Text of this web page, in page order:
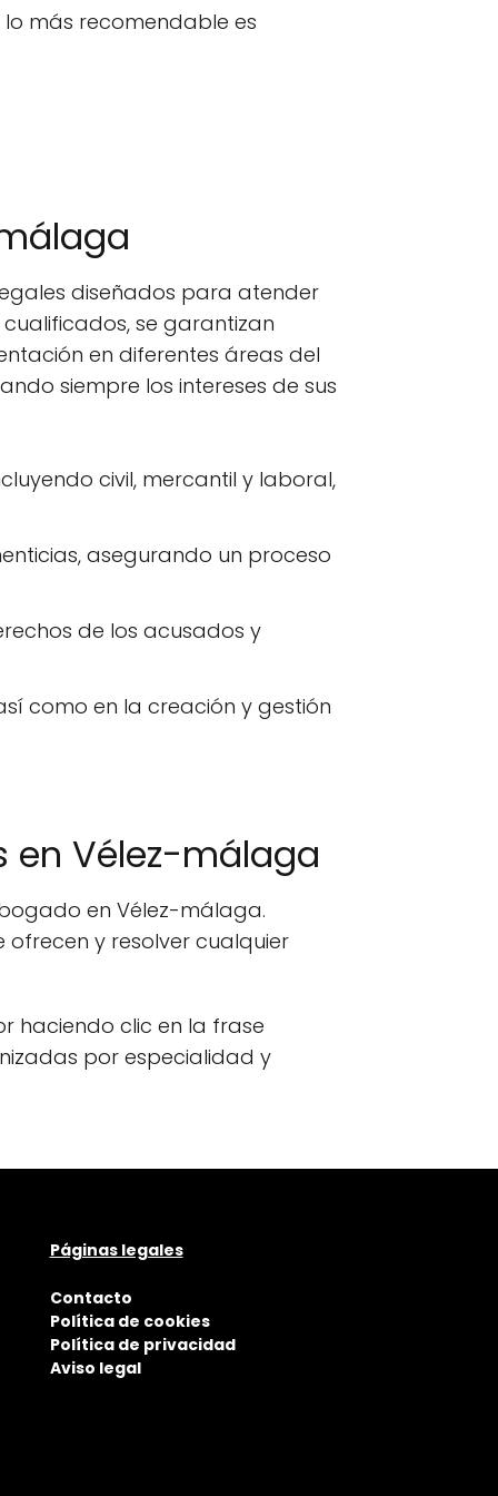
más recomendable es
diseñados para atender
se garantizan
en diferentes áreas del
siempre los intereses de sus
civil, mercantil y laboral,
asegurando un proceso
de los acusados y
como en la creación y gestión
en Vélez-málaga
en Vélez-málaga.
y resolver cualquier
haciendo clic en la frase
por especialidad y
Páginas legales
Contacto
Política de cookies
Política de privacidad
Aviso legal